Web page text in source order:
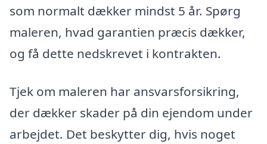
som normalt dækker mindst 5 år. Spørg
maleren, hvad garantien præcis dækker,
og få dette nedskrevet i kontrakten.
Tjek om maleren har ansvarsforsikring,
der dækker skader på din ejendom under
arbejdet. Det beskytter dig, hvis noget